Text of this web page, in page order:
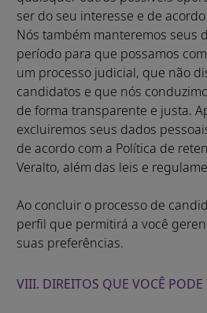
ser do seu interesse e de
Nós também manteremos seus
período para que possamos
um processo judicial, que não
candidatos e que nós
de forma transparente e justa.
excluiremos seus dados
de acordo com a Política de
Veralto, além das leis e
Ao concluir o processo de
perfil que permitirá a você
suas preferências.
VIII. DIREITOS QUE VOCÊ PODE